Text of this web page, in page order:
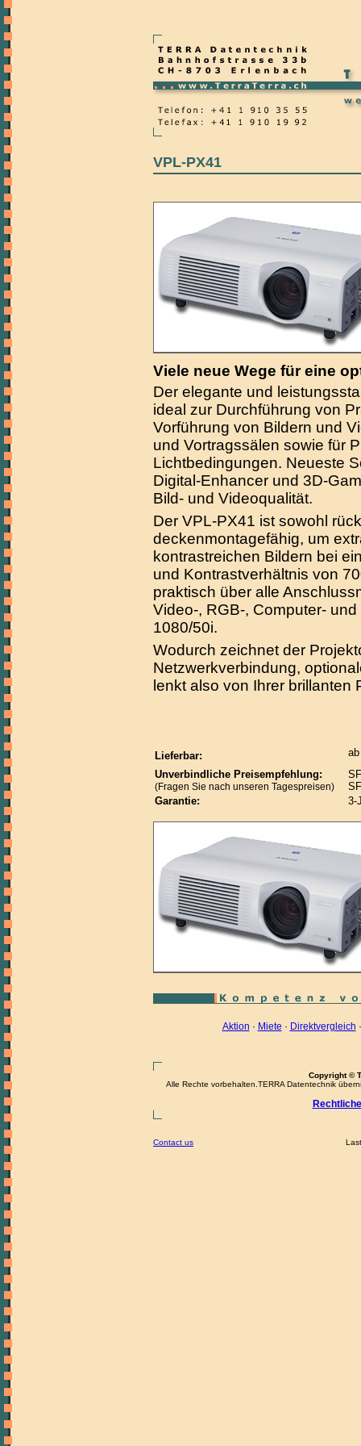
VPL-PX41
Viele neue Wege für eine
Der elegante und
ideal zur Durchführung von
Vorführung von Bildern und
und Vortragssälen sowie für
Lichtbedingungen. Neueste
Digital-Enhancer und 3D-
Bild- und Videoqualität.
Der VPL-PX41 ist sowohl
deckenmontagefähig, um
kontrastreichen Bildern bei
und Kontrastverhältnis von
praktisch über alle
Video-, RGB-, Computer-
1080/50i.
Wodurch zeichnet der
Netzwerkverbindung,
lenkt also von Ihrer brillanten
Lieferbar:
Unverbindliche Preisempfehlung:
(Fragen Sie nach unseren Tagespreisen)
Garantie:
3-
Aktion · Miete · Direktvergleich
Copyright ©
Alle Rechte vorbehalten.TERRA Datentechnik
Contact us